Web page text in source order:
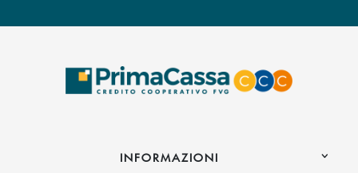
INFORMAZIONI